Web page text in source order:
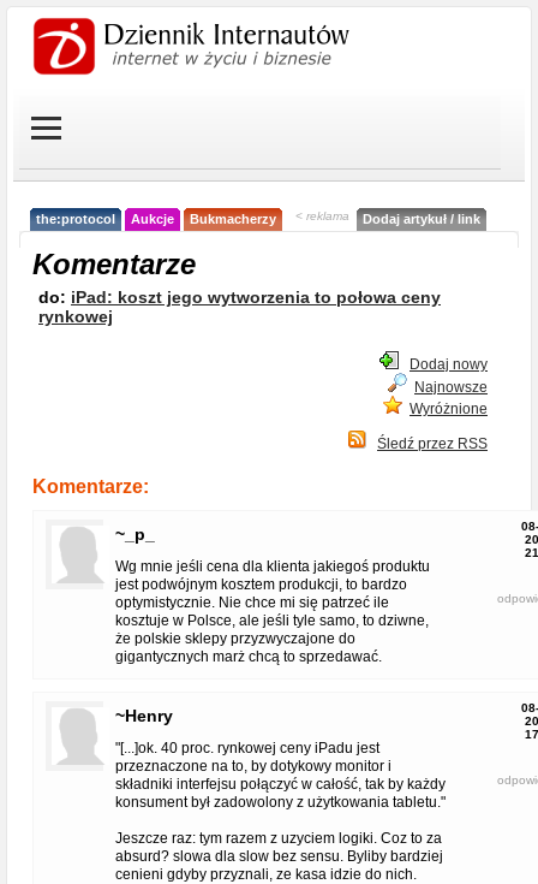
the:protocol Aukcje Bukmacherzy < reklama Dodaj artykuł / link
Komentarze
do: iPad: koszt jego wytworzenia to połowa ceny
rynkowej
Dodaj nowy
Najnowsze
Wyróżnione
Śledź przez RSS
Komentarze:
~_p_
Wg mnie jeśli cena dla klienta jakiegoś produktu
jest podwójnym kosztem produkcji, to bardzo
optymistycznie. Nie chce mi się patrzeć ile
kosztuje w Polsce, ale jeśli tyle samo, to dziwne,
że polskie sklepy przyzwyczajone do
gigantycznych marż chcą to sprzedawać.
~Henry
"[...]ok. 40 proc. rynkowej ceny iPadu jest
przeznaczone na to, by dotykowy monitor i
składniki interfejsu połączyć w całość, tak by każdy
konsument był zadowolony z użytkowania tabletu."
Jeszcze raz: tym razem z uzyciem logiki. Coz to za
absurd? slowa dla slow bez sensu. Byliby bardziej
cenieni gdyby przyznali, ze kasa idzie do nich.